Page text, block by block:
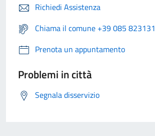
Richiedi Assistenza
Chiama il comune +39 085 823131
Prenota un appuntamento
Problemi in città
Segnala disservizio